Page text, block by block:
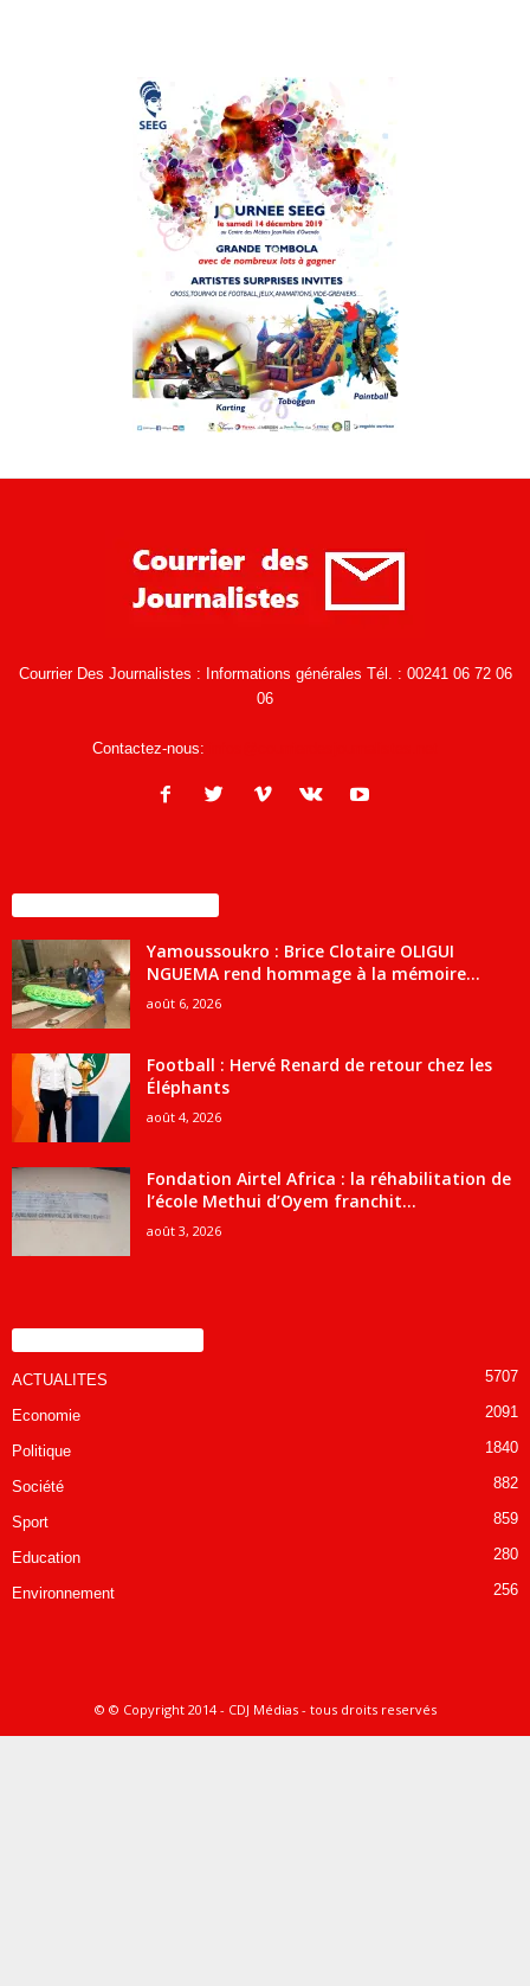
Courrier Des Journalistes : Informations générales Tél. : 00241 06 72 06
06
Contactez-nous:
Yamoussoukro : Brice Clotaire OLIGUI
NGUEMA rend hommage à la mémoire...
août 6, 2026
Football : Hervé Renard de retour chez les
Éléphants
août 4, 2026
Fondation Airtel Africa : la réhabilitation de
l’école Methui d’Oyem franchit...
août 3, 2026
ACTUALITES 5707
Economie 2091
Politique 1840
Société 882
Sport 859
Education 280
Environnement 256
© © Copyright 2014 - CDJ Médias - tous droits reservés